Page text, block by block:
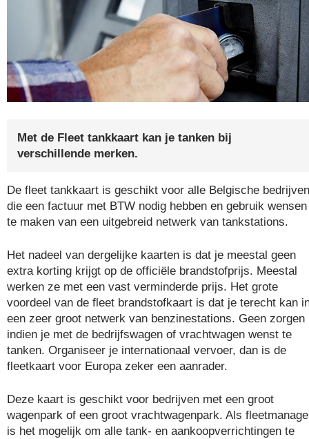
Met de Fleet tankkaart kan je tanken bij
verschillende merken.
De fleet tankkaart is geschikt voor alle Belgische bedrijven
die een factuur met BTW nodig hebben en gebruik wensen
te maken van een uitgebreid netwerk van tankstations.
Het nadeel van dergelijke kaarten is dat je meestal geen
extra korting krijgt op de officiële brandstofprijs. Meestal
werken ze met een vast verminderde prijs. Het grote
voordeel van de fleet brandstofkaart is dat je terecht kan
een zeer groot netwerk van benzinestations. Geen zorgen
indien je met de bedrijfswagen of vrachtwagen wenst te
tanken. Organiseer je internationaal vervoer, dan is de
fleetkaart voor Europa zeker een aanrader.
Deze kaart is geschikt voor bedrijven met een groot
wagenpark of een groot vrachtwagenpark. Als
is het mogelijk om alle tank- en aankoopverrichtingen te